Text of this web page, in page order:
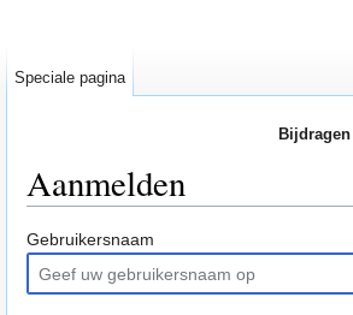
Aanmelden
Gebruikersnaam
Speciale pagina